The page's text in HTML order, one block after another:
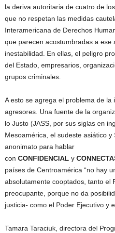
la deriva autoritaria de cuatro de
que no respetan las medidas
Interamericana de Derechos
que parecen acostumbradas a ese
inestabilidad. En ellas, el peligro
del Estado, empresarios,
grupos criminales.
A esto se agrega el problema de la
agresores. Una fuente de la
lo Justo (JASS, por sus siglas en
Mesoamérica, el sudeste asiático
anonimato para hablar
con CONFIDENCIAL y
países de Centroamérica “no hay
absolutamente cooptados, tanto el
preocupante, porque no da
justicia- como el Poder Ejecutivo y
Tamara Taraciuk, directora del